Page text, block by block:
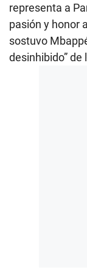
representa a
pasión y honor
sostuvo
desinhibido” de